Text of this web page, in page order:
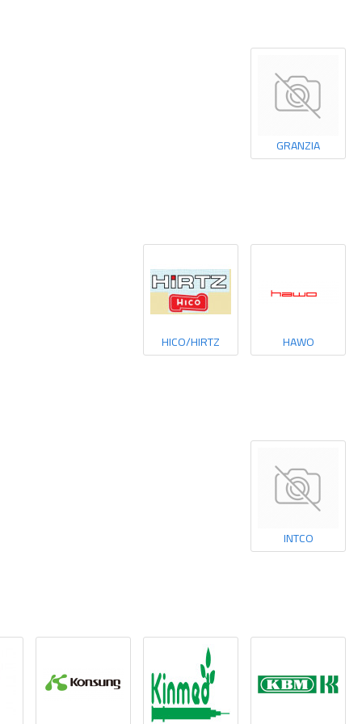
GRANZIA
HAWO
HICO/HIRTZ
INTCO